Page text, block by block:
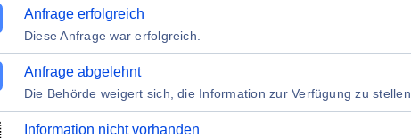
Anfrage erfolgreich
Diese Anfrage war erfolgreich.
Anfrage abgelehnt
Die Behörde weigert sich, die Information zur Verfügung zu stellen.
Information nicht vorhanden